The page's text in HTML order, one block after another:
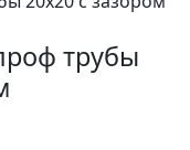
трубы